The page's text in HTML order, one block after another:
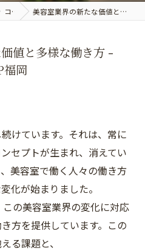
コラム 美容室業界の新たな価値と多様な働き方 - ACTJAPANGROUP福岡
値と多様な働き方 -
岡
けています。それは、常に
セプトが生まれ、消えてい
美容室で働く人々の働き方
化が始まりました。
この美容室業界の変化に対応
方を提供しています。この
る課題と、